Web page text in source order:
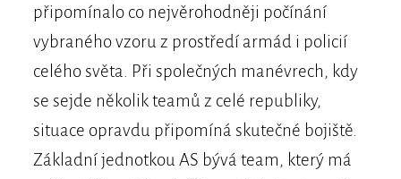
připomínalo co nejvěrohodněji počínání
vybraného vzoru z prostředí armád i policií
celého světa. Při společných manévrech, kdy
se sejde několik teamů z celé republiky,
situace opravdu připomíná skutečné bojiště.
Základní jednotkou AS bývá team, který má